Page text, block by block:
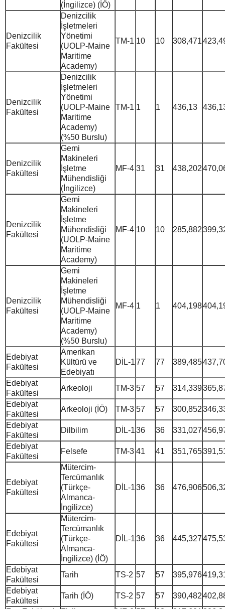
(İngilizce) (İÖ)
Denizcilik
Fakültesi
Denizcilik
İşletmeleri
Yönetimi
(UOLP-Maine
Maritime
Academy)
TM-1 10 10 308,471
Denizcilik
Fakültesi
Denizcilik
İşletmeleri
Yönetimi
(UOLP-Maine
Maritime
Academy)
(%50 Burslu)
TM-1 1 1 436,13
Denizcilik
Fakültesi
Gemi
Makineleri
İşletme
Mühendisliği
(İngilizce)
MF-4 31 31 438,202
Denizcilik
Fakültesi
Gemi
Makineleri
İşletme
Mühendisliği
(UOLP-Maine
Maritime
Academy)
MF-4 10 10 285,882
Denizcilik
Fakültesi
Gemi
Makineleri
İşletme
Mühendisliği
(UOLP-Maine
Maritime
Academy)
(%50 Burslu)
MF-4 1 1 404,198
Edebiyat
Fakültesi
Amerikan
Kültürü ve
Edebiyatı
DİL-177 77 389,485
Edebiyat
Fakültesi
Arkeoloji TM-3 57 57 314,339
Edebiyat
Fakültesi
Arkeoloji (İÖ) TM-3 57 57 300,852
Edebiyat
Fakültesi
Dilbilim DİL-136 36 331,027
Edebiyat
Fakültesi
Felsefe TM-3 41 41 351,765
Edebiyat
Fakültesi
Mütercim-
Tercümanlık
(Türkçe-
Almanca-
İngilizce)
DİL-136 36 476,906
Edebiyat
Fakültesi
Mütercim-
Tercümanlık
(Türkçe-
Almanca-
İngilizce) (İÖ)
DİL-136 36 445,327
Edebiyat
Fakültesi
Tarih TS-2 57 57 395,976
Edebiyat
Fakültesi
Tarih (İÖ) TS-2 57 57 390,482